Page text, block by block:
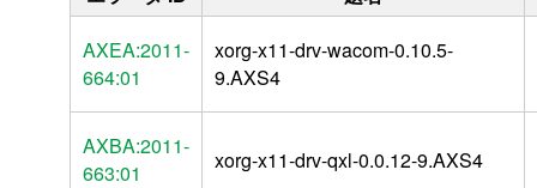
AXEA:2011-
664:01
xorg-x11-drv-wacom-0.10.5-
9.AXS4
AXBA:2011-
663:01
xorg-x11-drv-qxl-0.0.12-9.AXS4